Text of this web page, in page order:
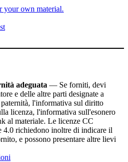
your own material.
adeguata — Se forniti, devi
e delle altre parti designate a
l'informativa sul diritto
licenza, l'informativa sull'esonero
al materiale. Le licenze CC
4.0 richiedono inoltre di indicare il
e possono presentare altre lievi